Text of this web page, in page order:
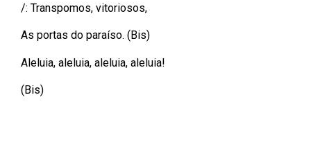
/: Transpomos, vitoriosos,
As portas do paraíso. (Bis)
Aleluia, aleluia, aleluia, aleluia!
(Bis)